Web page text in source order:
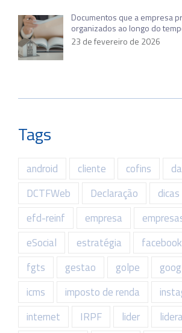
Documentos que a empresa
organizados ao longo do
23 de fevereiro de 2026
Tags
android cliente cofins
DCTFWeb
Declaração dicas
efd-reinf
empresa
eSocial
estratégia facebook
fgts
gestao golpe
icms
imposto de renda
internet
IRPF lider